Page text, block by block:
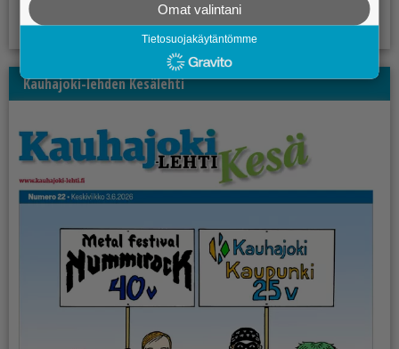
Kauhajoki-lehden Kesälehti
Omat valintani
Tietosuojakäytäntömme